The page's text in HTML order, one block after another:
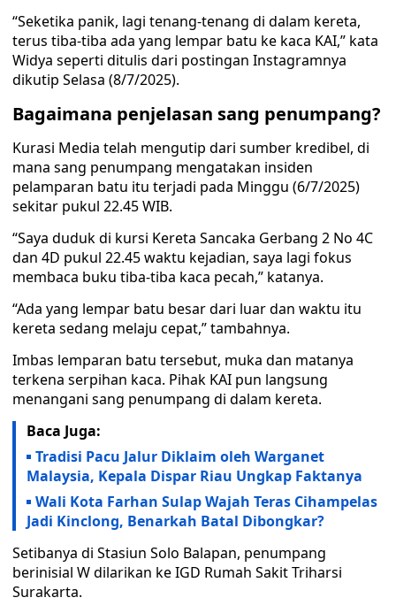
“Seketika panik, lagi tenang-tenang di dalam kereta,
terus tiba-tiba ada yang lempar batu ke kaca KAI,” kata
Widya seperti ditulis dari postingan Instagramnya
dikutip Selasa (8/7/2025).
Bagaimana penjelasan sang penumpang?
Kurasi Media telah mengutip dari sumber kredibel, di
mana sang penumpang mengatakan insiden
pelamparan batu itu terjadi pada Minggu (6/7/2025)
sekitar pukul 22.45 WIB.
“Saya duduk di kursi Kereta Sancaka Gerbang 2 No 4C
dan 4D pukul 22.45 waktu kejadian, saya lagi fokus
membaca buku tiba-tiba kaca pecah,” katanya.
“Ada yang lempar batu besar dari luar dan waktu itu
kereta sedang melaju cepat,” tambahnya.
Imbas lemparan batu tersebut, muka dan matanya
terkena serpihan kaca. Pihak KAI pun langsung
menangani sang penumpang di dalam kereta.
Baca Juga:
Tradisi Pacu Jalur Diklaim oleh Warganet
Malaysia, Kepala Dispar Riau Ungkap Faktanya
Wali Kota Farhan Sulap Wajah Teras Cihampelas
Jadi Kinclong, Benarkah Batal Dibongkar?
Setibanya di Stasiun Solo Balapan, penumpang
berinisial W dilarikan ke IGD Rumah Sakit Triharsi
Surakarta.